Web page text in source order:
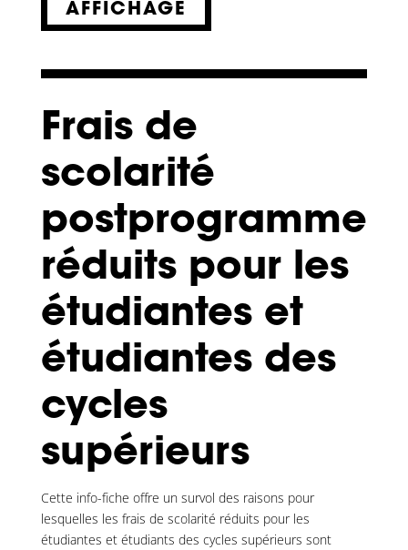
AFFICHAGE
Frais de
scolarité
postprogramme
réduits pour les
étudiantes et
étudiantes des
cycles
supérieurs
Cette info-fiche offre un survol des raisons pour
lesquelles les frais de scolarité réduits pour les
étudiantes et étudiants des cycles supérieurs sont